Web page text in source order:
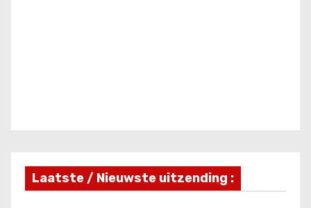
Laatste / Nieuwste uitzending :